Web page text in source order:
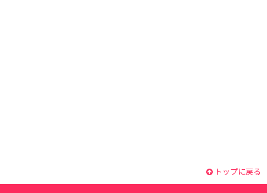
トップに戻る